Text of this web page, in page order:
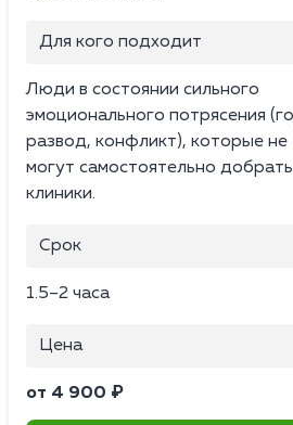
Для кого подходит
Люди в состоянии сильного
эмоционального потрясения
развод, конфликт), которые не
могут самостоятельно
клиники.
Срок
1.5–2 часа
Цена
от 4 900 ₽